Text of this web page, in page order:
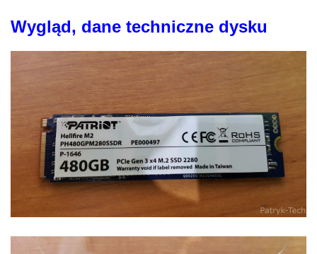
Wygląd, dane techniczne dysku